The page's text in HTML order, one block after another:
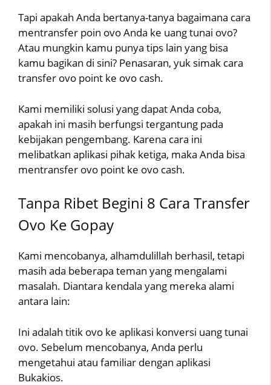
Tapi apakah Anda bertanya-tanya bagaimana cara
mentransfer poin ovo Anda ke uang tunai ovo?
Atau mungkin kamu punya tips lain yang bisa
kamu bagikan di sini? Penasaran, yuk simak cara
transfer ovo point ke ovo cash.
Kami memiliki solusi yang dapat Anda coba,
apakah ini masih berfungsi tergantung pada
kebijakan pengembang. Karena cara ini
melibatkan aplikasi pihak ketiga, maka Anda bisa
mentransfer ovo point ke ovo cash.
Tanpa Ribet Begini 8 Cara Transfer
Ovo Ke Gopay
Kami mencobanya, alhamdulillah berhasil, tetapi
masih ada beberapa teman yang mengalami
masalah. Diantara kendala yang mereka alami
antara lain:
Ini adalah titik ovo ke aplikasi konversi uang tunai
ovo. Sebelum mencobanya, Anda perlu
mengetahui atau familiar dengan aplikasi
Bukakios.